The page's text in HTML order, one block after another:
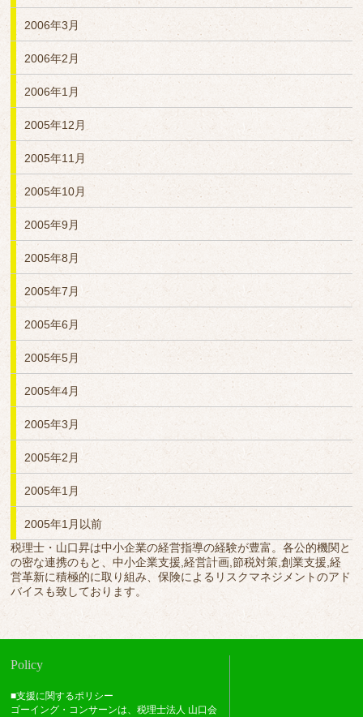
2006年3月
2006年2月
2006年1月
2005年12月
2005年11月
2005年10月
2005年9月
2005年8月
2005年7月
2005年6月
2005年5月
2005年4月
2005年3月
2005年2月
2005年1月
2005年1月以前
税理士・山口昇は中小企業の経営指導の経験が豊富。各公的機関と
の密な連携のもと、中小企業支援,経営計画,節税対策,創業支援,経
営革新に積極的に取り組み、保険によるリスクマネジメントのアド
バイスも致しております。
Policy
■支援に関するポリシー
ゴーイング・コンサーンは、税理士法人 山口会